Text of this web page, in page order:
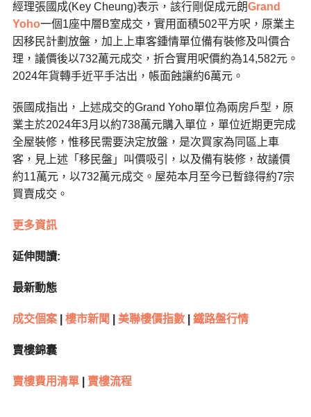
經理張國成(Key Cheung)表示，該行剛促成元朗Grand
Yoho一個1座中層B室成交，實用面積502平方呎，原業主
因移民計劃放盤，加上上車客鍾情單位備有裝修及叫價合
理，議價後以732萬元成交，折合實用呎價約為14,582元。
2024年貨轉手近平手沽出，帳面蝕讓約6萬元。
張國成指出，上述成交的Grand Yoho單位為兩房戶型，原
業主於2024年3月以約738萬元購入單位，單位近期更完成
全屋裝修，惟移民需要決定放盤，是次買家為同區上車
客，見上述「移民盤」叫價吸引，以及備有裝修，故議價
約11萬元，以732萬元成交。屋苑本月至今已暫錄得約7宗
買賣成交。
更多資訊
延伸閱讀:
最新動態
成交個案| 樓市新聞 美聯樓價指數| 鐵路盤行情
賣樓錦囊
賣樓費用清單| 賣樓流程